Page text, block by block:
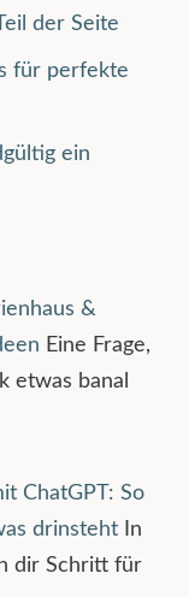
der Seite
für perfekte
ein
&
Eine Frage,
etwas banal
ChatGPT: So
drinsteht
In
dir Schritt für